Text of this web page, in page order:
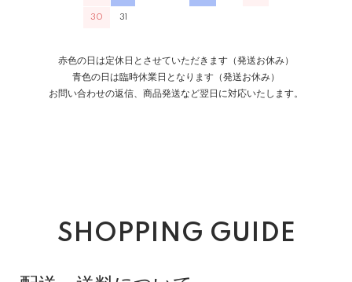
分で、手軽に機械式を楽しむにはぴったりです。
長く使うためのメンテナンスは何をすればいい？
プレゼントで選ぶときの注意点は？
プレゼントの場合は、相手の好みや使用シーンを意識することが大
30 31
赤色の日は定休日とさせていただきます（発送お休み）
青色の日は臨時休業日となります（発送お休み）
お問い合わせの返信、商品発送など翌日に対応いたします。
SHOPPING GUIDE